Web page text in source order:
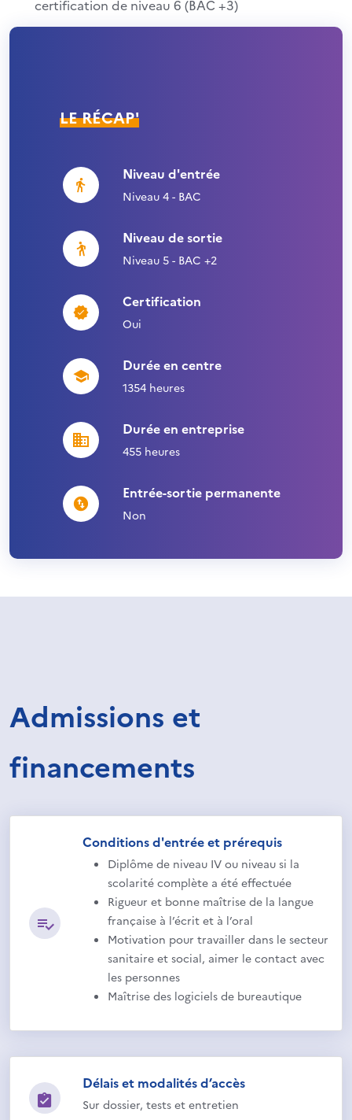
certification de niveau 6 (BAC +3)
LE RÉCAP'
Niveau d'entrée
Niveau 4 - BAC
Niveau de sortie
Niveau 5 - BAC +2
Certification
Oui
Durée en centre
1354 heures
Durée en entreprise
455 heures
Entrée-sortie permanente
Non
Admissions et
financements
Conditions d'entrée et prérequis
Diplôme de niveau IV ou niveau si la
scolarité complète a été effectuée
Rigueur et bonne maîtrise de la langue
française à l’écrit et à l’oral
Motivation pour travailler dans le secteur
sanitaire et social, aimer le contact avec
les personnes
Maîtrise des logiciels de bureautique
Délais et modalités d’accès
Sur dossier, tests et entretien